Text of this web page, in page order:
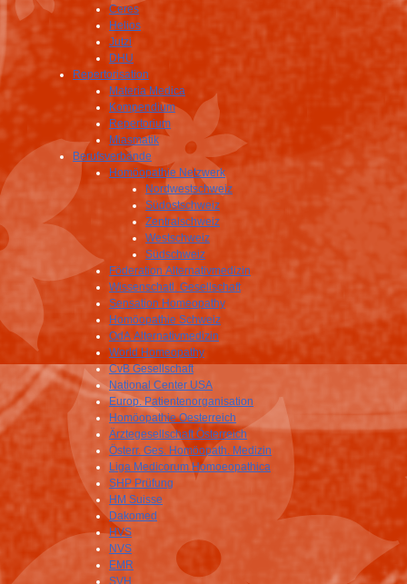
Ceres
Helios
Jutzi
DHU
Repertorisation
Materia Medica
Kompendium
Repertorium
Miasmatik
Berufsverbände
Homöopathie Netzwerk
Nordwestschweiz
Südostschweiz
Zentralschweiz
Westschweiz
Südschweiz
Föderation Alternativmedizin
Wissenschatl. Gesellschaft
Sensation Homeopathy
Homöopathie Schweiz
OdA Alternativmedizin
World Homeopathy
CvB Gesellschaft
National Center USA
Europ. Patientenorganisation
Homöopathie Oesterreich
Ärztegesellschaft Österreich
Österr. Ges. Homöopath. Medizin
Liga Medicorum Homoeopathica
SHP Prüfung
HM Suisse
Dakomed
HVS
NVS
EMR
SVH